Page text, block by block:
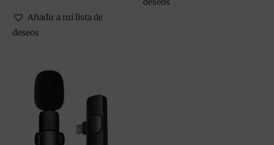
Añadir a mi lista de
deseos
desde
14,95 €
hasta
15,95 €